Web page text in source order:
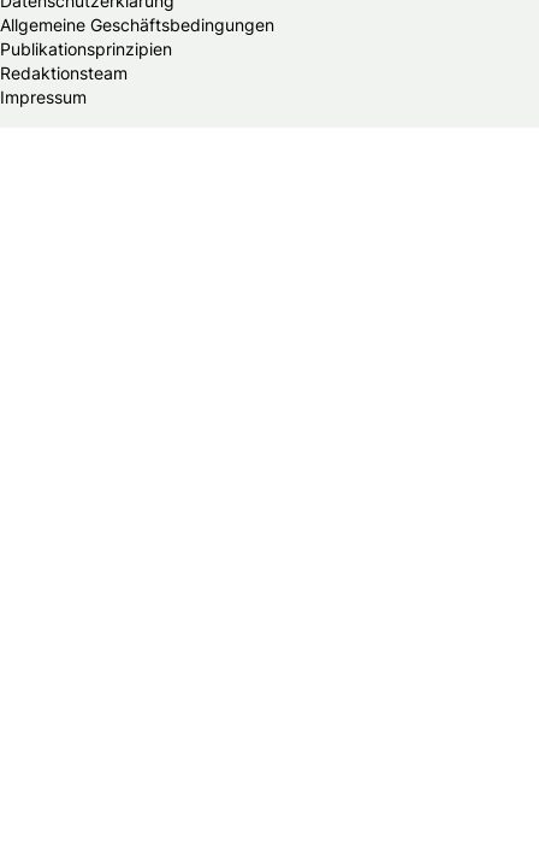
Allgemeine Geschäftsbedingungen
Publikationsprinzipien
Redaktionsteam
Impressum